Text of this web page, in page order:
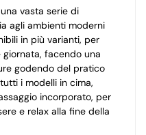
vasta serie di
agli ambienti moderni
in più varianti, per
facendo una
godendo del pratico
i modelli in cima,
incorporato, per
e relax alla fine della